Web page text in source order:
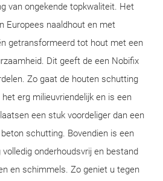
van ongekende topkwaliteit. Het
Europees naaldhout en met
getransformeerd tot hout met een
Dit geeft de een Nobifix
Zo gaat de houten schutting
erg milieuvriendelijk en is een
een stuk voordeliger dan een
schutting. Bovendien is een
onderhoudsvrij en bestand
en schimmels. Zo geniet u tegen